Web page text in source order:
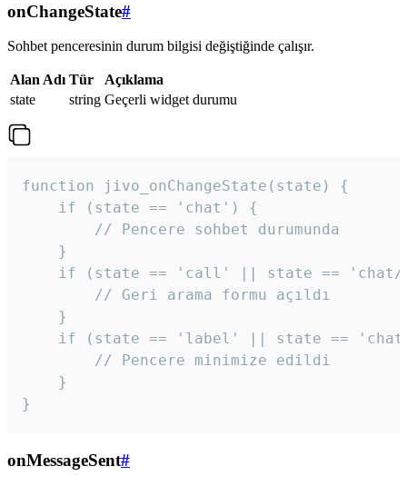
onChangeState#
Sohbet penceresinin durum bilgisi değiştiğinde çalışır.
Alan Adı Tür
Açıklama
state
string Geçerli widget durumu
function jivo_onChangeState(state) {
    if (state == 'chat') {
        // Pencere sohbet durumunda
    }
if (state == 'call' || state ==
        // Geri arama formu açıldı
    }
if (state == 'label' || state ==
        // Pencere minimize edildi
    }
}
onMessageSent#